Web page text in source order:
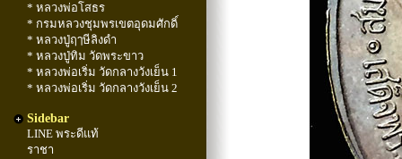
* หลวงพ่อโสธร
* กรมหลวงชุมพรเขตอุดมศักดิ์
* หลวงปู่ฤๅษีลิงดำ
* หลวงปู่ทิม วัดพระขาว
* หลวงพ่อเริ่ม วัดกลางวังเย็น 1
* หลวงพ่อเริ่ม วัดกลางวังเย็น 2
Sidebar
LINE พระดีแท้
ราชา